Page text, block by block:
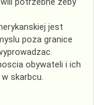
potrzebne zeby
jest
poza granice
obywateli i ich
skarbcu.